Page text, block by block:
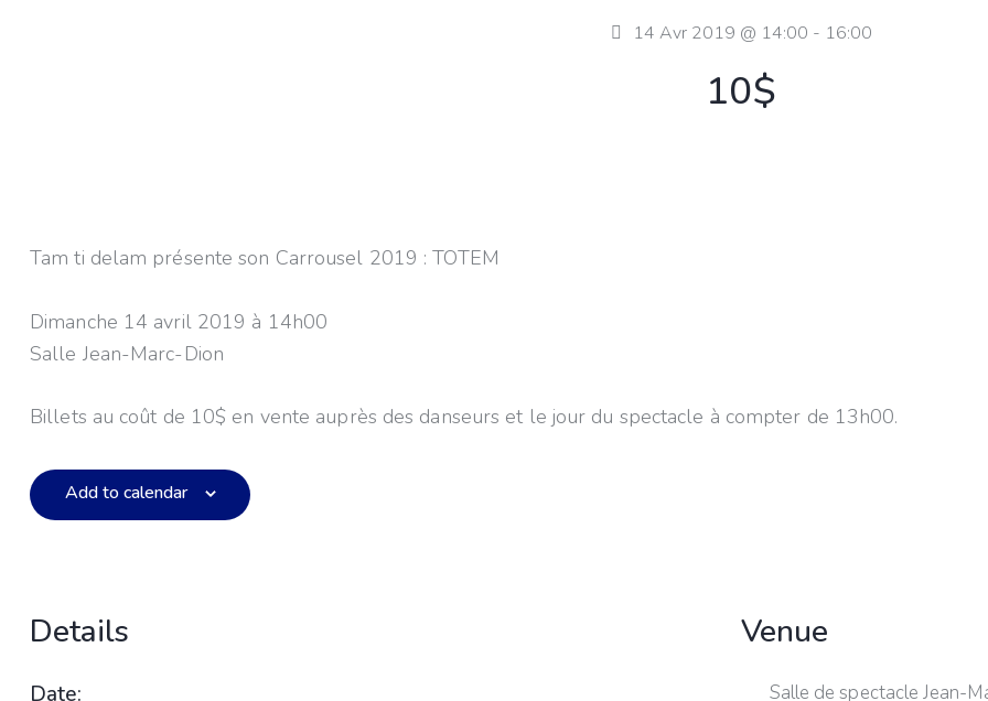
14 Avr 2019 @ 14:00 - 16:00
10$
Tam ti delam présente son Carrousel 2019 : TOTEM
Dimanche 14 avril 2019 à 14h00
Salle Jean-Marc-Dion
Billets au coût de 10$ en vente auprès des danseurs et le jour du spectacle à compter de 13h00.
Add to calendar
Details
Date:
Venue
Salle de spectacle Jean-